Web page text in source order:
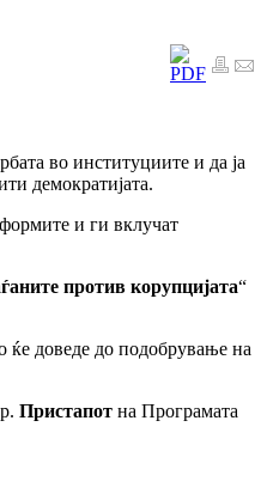
во институциите и да ја
демократијата.
и ги вклучат
против корупцијата“
ќе доведе до подобрување на
Пристапот на Програмата